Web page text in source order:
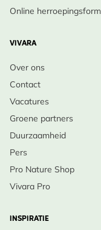
Online
VIVARA
Over ons
Contact
Vacatures
Groene partners
Duurzaamheid
Pers
Pro Nature Shop
Vivara Pro
INSPIRATIE